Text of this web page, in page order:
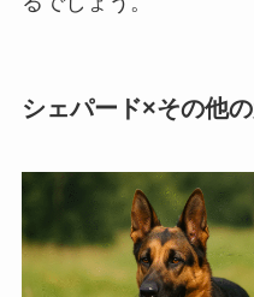
シェパード×その他